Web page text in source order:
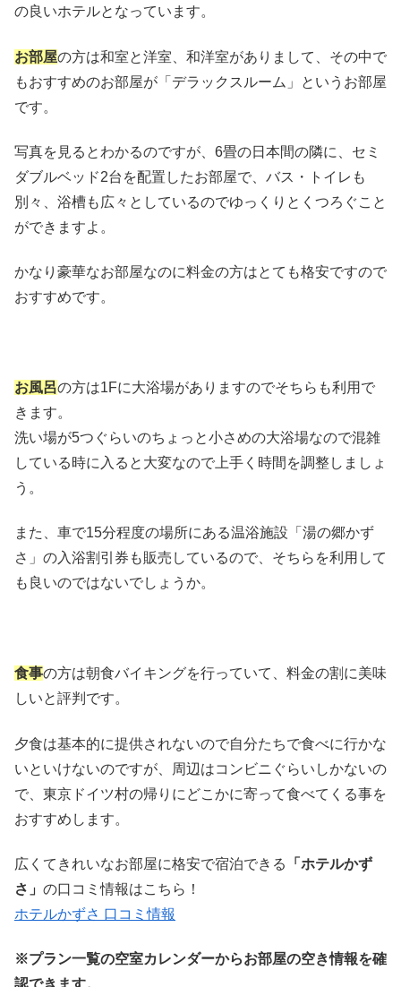
の良いホテルとなっています。
お部屋の方は和室と洋室、和洋室がありまして、その中で
もおすすめのお部屋が「デラックスルーム」というお部屋
です。
写真を見るとわかるのですが、6畳の日本間の隣に、セミ
ダブルベッド2台を配置したお部屋で、バス・トイレも
別々、浴槽も広々としているのでゆっくりとくつろぐこと
ができますよ。
かなり豪華なお部屋なのに料金の方はとても格安ですので
おすすめです。
お風呂の方は1Fに大浴場がありますのでそちらも利用で
きます。
洗い場が5つぐらいのちょっと小さめの大浴場なので混雑
している時に入ると大変なので上手く時間を調整しましょ
う。
また、車で15分程度の場所にある温浴施設「湯の郷かず
さ」の入浴割引券も販売しているので、そちらを利用して
も良いのではないでしょうか。
食事の方は朝食バイキングを行っていて、料金の割に美味
しいと評判です。
夕食は基本的に提供されないので自分たちで食べに行かな
いといけないのですが、周辺はコンビニぐらいしかないの
で、東京ドイツ村の帰りにどこかに寄って食べてくる事を
おすすめします。
広くてきれいなお部屋に格安で宿泊できる
「ホテルかず
さ」 の口コミ情報はこちら！
ホテルかずさ 口コミ情報
※プラン一覧の空室カレンダーからお部屋の空き情報を確